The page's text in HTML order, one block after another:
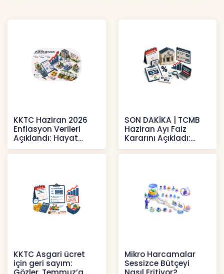
KKTC Haziran 2026
Enflasyon Verileri
Açıklandı: Hayat
Pahalılığı Yükselişini
Sür
SON DAKİKA | TCMB
Haziran Ayı Faiz
Kararını Açıkladı:
Politika Faizi Yüzde
37’de
KKTC Asgari ücret
için geri sayım:
Mikro Harcamalar
Sessizce Bütçeyi